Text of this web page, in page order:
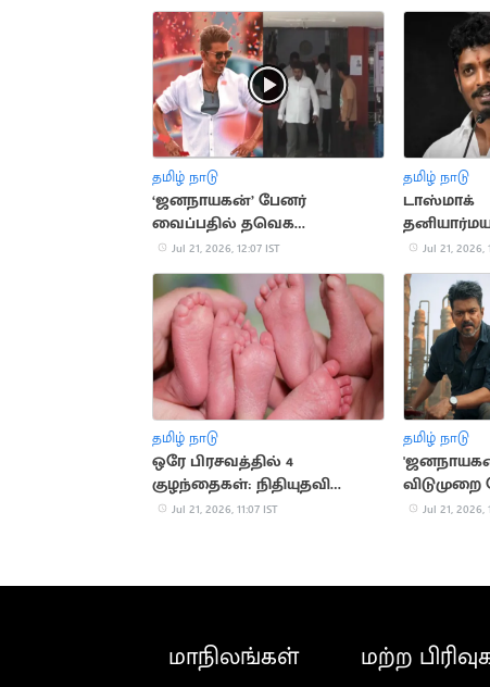
தமிழ் நாடு
‘ஜனநாயகன்’ பேனர்
வைப்பதில் தவெக
நிர்வாகிகள் இடையே மோதல்
Jul 21, 2026, 12:07 IST
தமிழ் நாடு
டாஸ்மாக்
அமைச்சர்
Jul 21, 2026,
தமிழ் நாடு
ஒரே பிரசவத்தில் 4
குழந்தைகள்: நிதியுதவி
கோரும் ஆஸ்திரேலிய
Jul 21, 2026, 11:07 IST
தமிழ் நாடு
அமைச்சர்
Jul 21, 2026,
மாநிலங்கள் மற்ற